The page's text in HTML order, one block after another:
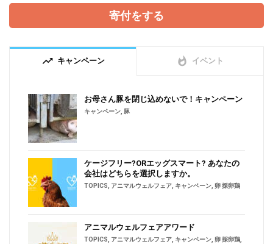
寄付をする
trending_up キャンペーン whatshot イベント
お母さん豚を閉じ込めないで！キャンペーン
キャンペーン, 豚
ケージフリー?ORエッグスマート? あなたの
会社はどちらを選択しますか。
TOPICS, アニマルウェルフェア, キャンペーン, 卵 採卵鶏
アニマルウェルフェアアワード
TOPICS, アニマルウェルフェア, キャンペーン, 卵 採卵鶏,